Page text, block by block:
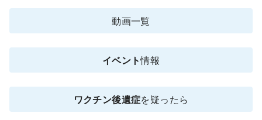
動画一覧
イベント情報
ワクチン後遺症を疑ったら